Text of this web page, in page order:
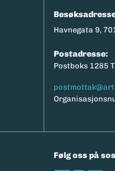
Havnegata 9,
Postadresse:
Postboks 1285
Følg oss på